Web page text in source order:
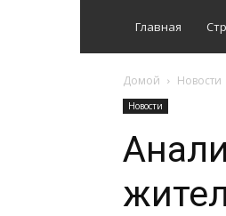
Главная
Домой Новости
Новости